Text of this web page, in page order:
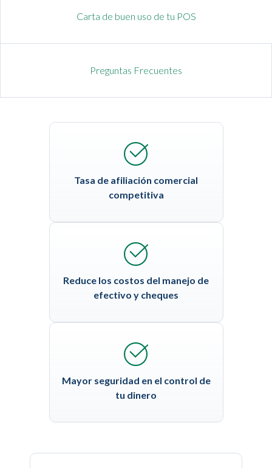
Carta de buen uso de tu POS
Preguntas Frecuentes
Tasa de afiliación comercial
competitiva
Reduce los costos del manejo de
efectivo y cheques
Mayor seguridad en el control de
tu dinero